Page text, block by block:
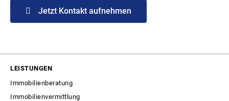
Jetzt Kontakt aufnehmen
LEISTUNGEN
Immobilienberatung
Immobilienvermittlung